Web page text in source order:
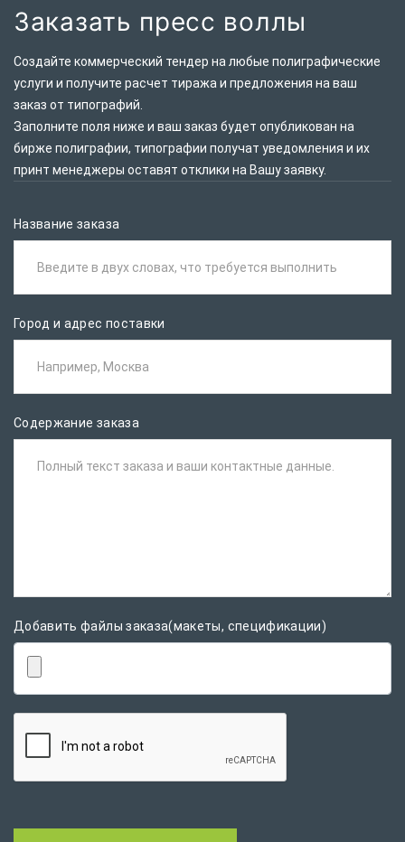
Заказать пресс воллы
Создайте коммерческий тендер на любые полиграфические
услуги и получите расчет тиража и предложения на ваш
заказ от типографий.
Заполните поля ниже и ваш заказ будет опубликован на
бирже полиграфии, типографии получат уведомления и их
принт менеджеры оставят отклики на Вашу заявку.
Название заказа
Введите в двух словах, что требуется выполнить
Город и адрес поставки
Например, Москва
Содержание заказа
Полный текст заказа и ваши контактные данные.
Добавить файлы заказа(макеты, спецификации)